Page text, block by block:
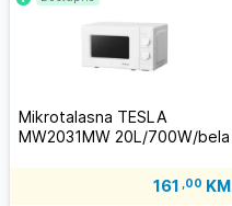
Mikrotalasna TESLA
MW2031MW 20L/700W/bela
161 ,00 KM